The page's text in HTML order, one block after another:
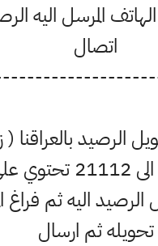
المرسل اليه
اتصال
الرصيد بالعراقنا
ارسالة رسالة الى
اليه ثم فراغ
تحويله ثم ارسال